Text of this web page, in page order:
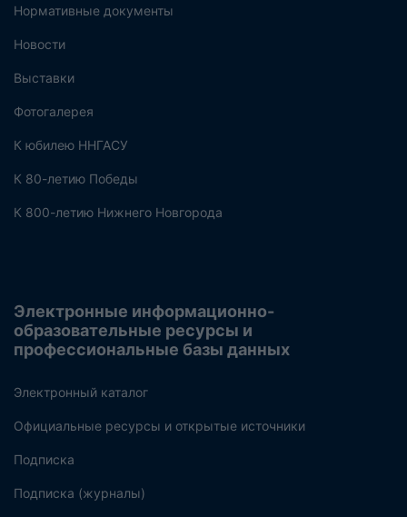
Нормативные документы
Новости
Выставки
Фотогалерея
К юбилею ННГАСУ
К 80-летию Победы
К 800-летию Нижнего Новгорода
Электронные информационно-
образовательные ресурсы и
профессиональные базы данных
Электронный каталог
Официальные ресурсы и открытые источники
Подписка
Подписка (журналы)